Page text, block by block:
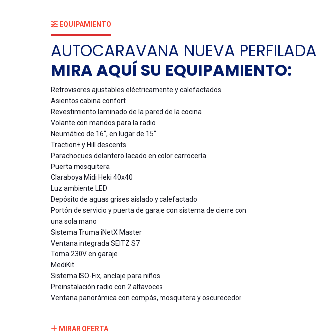
EQUIPAMIENTO
AUTOCARAVANA NUEVA PERFILADA
MIRA AQUÍ SU EQUIPAMIENTO:
Retrovisores ajustables eléctricamente y calefactados
Asientos cabina confort
Revestimiento laminado de la pared de la cocina
Volante con mandos para la radio
Neumático de 16“, en lugar de 15“
Traction+ y Hill descents
Parachoques delantero lacado en color carrocería
Puerta mosquitera
Claraboya Midi Heki 40x40
Luz ambiente LED
Depósito de aguas grises aislado y calefactado
Portón de servicio y puerta de garaje con sistema de cierre con
una sola mano
Sistema Truma iNetX Master
Ventana integrada SEITZ S7
Toma 230V en garaje
MediKit
Sistema ISO-Fix, anclaje para niños
Preinstalación radio con 2 altavoces
Ventana panorámica con compás, mosquitera y oscurecedor
MIRAR OFERTA